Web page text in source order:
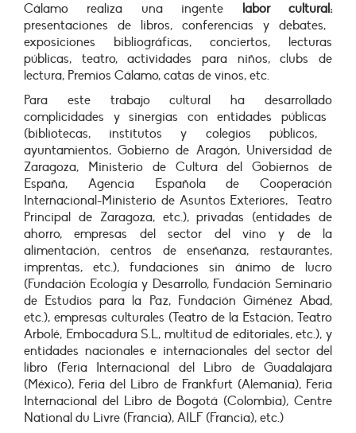
Cálamo realiza
una ingente labor cultural:
presentaciones de libros, conferencias y debates,
exposiciones bibliográficas, conciertos, lecturas
públicas, teatro, actividades para niños, clubs de
lectura, Premios Cálamo, catas de vinos, etc.
Para este trabajo cultural ha desarrollado
complicidades y sinergias con entidades públicas
(bibliotecas, institutos y colegios públicos,
ayuntamientos, Gobierno de Aragón, Universidad de
Zaragoza, Ministerio de Cultura del Gobiernos de
España, Agencia Española de Cooperación
Internacional-Ministerio de Asuntos Exteriores, Teatro
Principal de Zaragoza, etc.),privadas (entidades de
ahorro, empresas del sector del vino y de la
alimentación, centros de enseñanza, restaurantes,
imprentas, etc.), fundaciones sin ánimo de lucro
(Fundación Ecología y Desarrollo,Fundación Seminario
de Estudios para la Paz, Fundación Giménez Abad,
etc.), empresas culturales (Teatro de la Estación, Teatro
Arbolé, Embocadura S.L, multitud de editoriales, etc.), y
entidades nacionales e internacionales del sector del
libro (Feria Internacional del Libro de Guadalajara
(México), Feria del Libro de Frankfurt (Alemania), Feria
Internacional del Libro de Bogotá (Colombia), Centre
National du Livre (Francia), AILF (Francia), etc.)